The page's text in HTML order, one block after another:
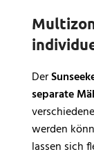
Der
separate
werden
lassen sich